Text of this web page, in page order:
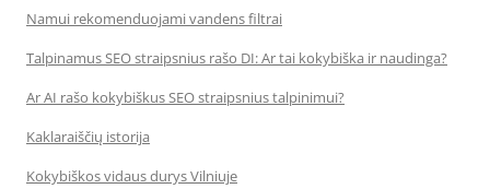
Namui rekomenduojami vandens filtrai
Talpinamus SEO straipsnius rašo DI: Ar tai kokybiška ir naudinga?
Ar AI rašo kokybiškus SEO straipsnius talpinimui?
Kaklaraiščių istorija
Kokybiškos vidaus durys Vilniuje